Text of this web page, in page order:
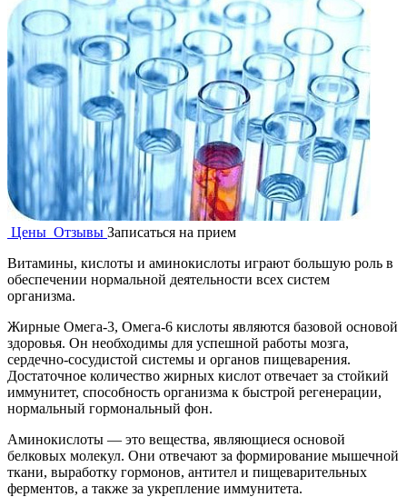
Цены Отзывы Записаться на прием
Витамины, кислоты и аминокислоты играют большую роль в
обеспечении нормальной деятельности всех систем
организма.
Жирные Омега-3, Омега-6 кислоты являются базовой основой
здоровья. Он необходимы для успешной работы мозга,
сердечно-сосудистой системы и органов пищеварения.
Достаточное количество жирных кислот отвечает за стойкий
иммунитет, способность организма к быстрой регенерации,
нормальный гормональный фон.
Аминокислоты — это вещества, являющиеся основой
белковых молекул. Они отвечают за формирование мышечной
ткани, выработку гормонов, антител и пищеварительных
ферментов, а также за укрепление иммунитета.